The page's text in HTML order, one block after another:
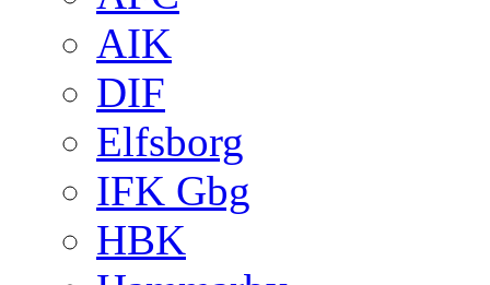
AIK
DIF
Elfsborg
IFK Gbg
HBK